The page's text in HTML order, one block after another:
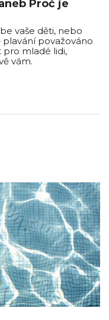
Proč je
vaše děti, nebo
považováno
pro mladé lidi,
vám.